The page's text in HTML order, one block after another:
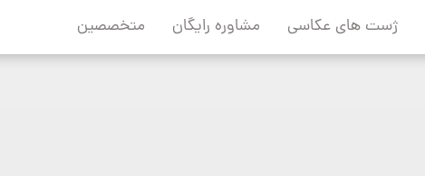
ژست های عکاسی مشاوره رایگان متخصصین